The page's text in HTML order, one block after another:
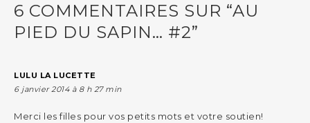
6 COMMENTAIRES SUR “AU
PIED DU SAPIN… #2”
LULU LA LUCETTE
6 janvier 2014 à 8 h 27 min
Merci les filles pour vos petits mots et votre soutien!